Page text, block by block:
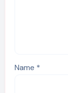
Name *